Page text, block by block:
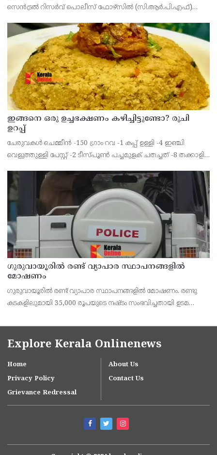
സെൻട്രൽ റിസർവ് പൊലീസ് ഫോഴ്‌സിൽ (സി.ആർ.പി.എഫ്)
സി.ആർ.പി.എഫ് അംഗങ്ങളാണ് സ്വയം ജീവൻ അവസാനിപ്പിച്ചത്.
കഴിഞ്ഞ അഞ്ച് വർഷ
ഇങ്ങനെ ഒരു ഉച്ചഭക്ഷണം കഴിച്ചിട്ടുണ്ടോ? രുചി
ഉറപ്പ്
ചേരുവകൾ ചെമ്മീൻ -150 ഗ്രാം റവ -1 കപ്പ് ഉള്ളി -4 ഇഞ്ചി
വെളുത്തുള്ളി പേസ്റ്റ് -2 ടീസ്പൂൺ പച്ചമുളക് ചതച്ചത് -8 തക്കാളി
ടീസ്പൂൺ ഗരം മസാല -1/2 ടീസ്പൂൺ മല്ലി
ഗുരുവായൂരിൽ രണ്ട് വ്യാപാര സ്ഥാപനങ്ങളിൽ
മോഷണം
ഗുരുവായൂരിൽ രണ്ട് വ്യാപാര സ്ഥാപനങ്ങളിൽ മോഷണം. രണ്ടു
കടകളിലുമായി 35,000 രൂപയുടെ നഷ്ടം സംഭവിച്ചതായി ഉടമ
Explore Kerala Onlinenews
Home
About Us
Privacy Policy
Contact Us
Grievance Redressal